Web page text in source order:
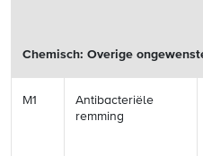
Chemisch: Overige
M1
Antibacteriële
remming